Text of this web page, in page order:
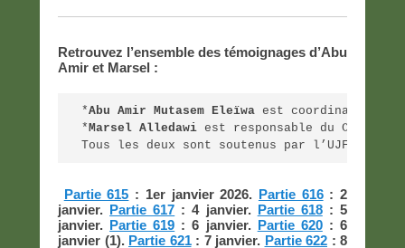
Retrouvez l’ensemble des témoignages d’Abu
Amir et Marsel :
*Abu Amir Mutasem Eleïwa est coordinateur
* Marsel Alledawi est responsable du Centre
Tous les deux sont soutenus par l’UJFP en
Partie 615 : 1er janvier 2026. Partie 616: 2
janvier. Partie 617 : 4 janvier. Partie 618: 5
janvier. Partie 619 : 6 janvier. Partie 620: 6
janvier (1). Partie 621: 7 janvier. Partie 622 : 8